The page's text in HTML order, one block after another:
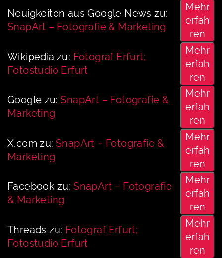
Neuigkeiten aus Google News zu:
SnapArt – Fotografie & Marketing
Mehr
erfah
ren
Wikipedia zu: Fotograf Erfurt;
Fotostudio Erfurt
Mehr
erfah
ren
Google zu:SnapArt – Fotografie &
Marketing
Mehr
erfah
ren
X.com zu:SnapArt – Fotografie &
Marketing
Mehr
erfah
ren
Facebook zu:SnapArt – Fotografie
& Marketing
Mehr
erfah
ren
Threads zu: Fotograf Erfurt;
Fotostudio Erfurt
Mehr
erfah
ren